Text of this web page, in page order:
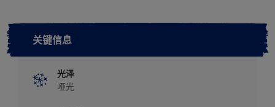
关键信息
光泽
哑光